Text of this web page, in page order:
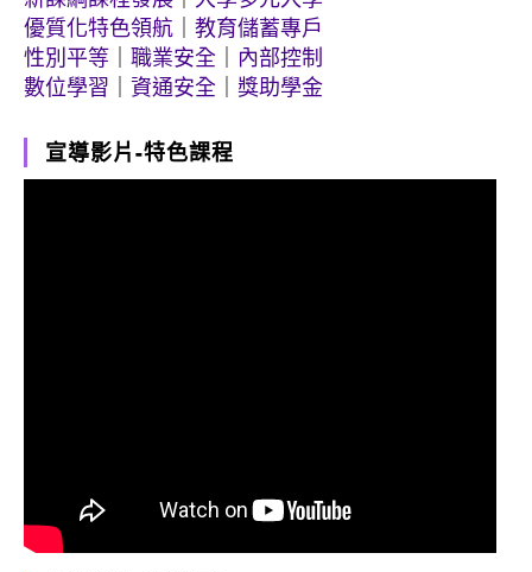
優質化特色領航
教育儲蓄專戶
性別平等
職業安全
內部控制
數位學習
資通安全 獎助學金
宣導影片-特色課程